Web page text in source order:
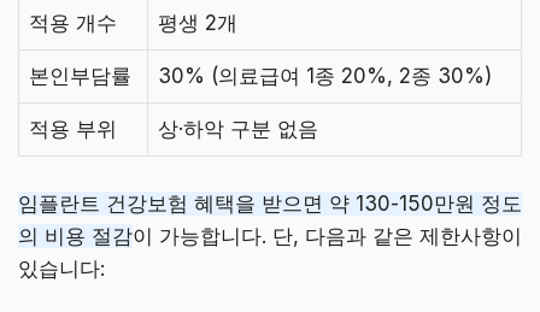
적용 개수 평생 2개
본인부담률 30% (의료급여 1종 20%, 2종 30%)
적용 부위 상·하악 구분 없음
임플란트 건강보험 혜택을 받으면 약 130-150만원 정도
의 비용 절감이 가능합니다. 단, 다음과 같은 제한사항이
있습니다: